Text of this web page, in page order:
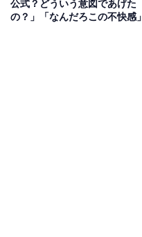
公式？どういう意図であげた
の？」「なんだろこの不快感」